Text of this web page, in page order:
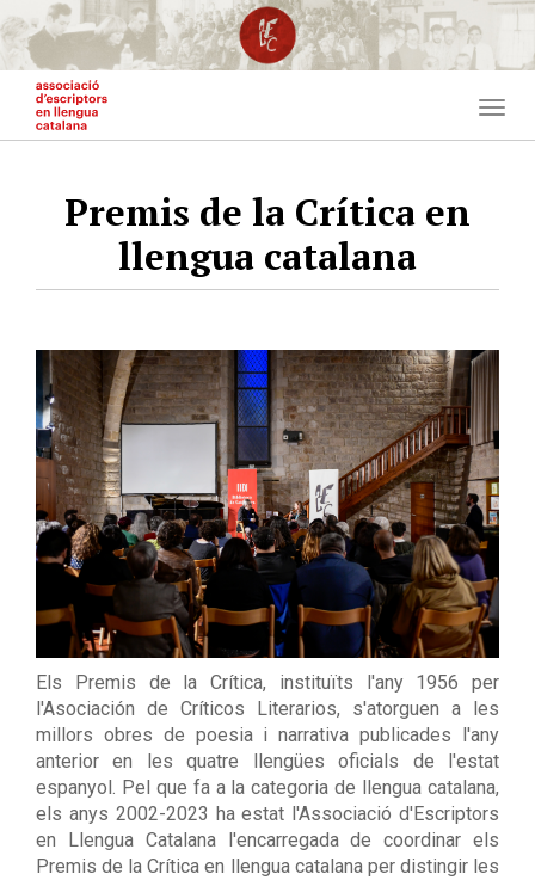
Vés
al
contingut
Premis de la Crítica en
llengua catalana
Els Premis de la Crítica, instituïts l'any 1956 per
l'Asociación de Críticos Literarios, s'atorguen a les
millors obres de poesia i narrativa publicades l'any
anterior en les quatre llengües oficials de l'estat
espanyol. Pel que fa a la categoria de llengua catalana,
els anys 2002-2023 ha estat l'Associació d'Escriptors
en Llengua Catalana l'encarregada de coordinar els
Premis de la Crítica en llengua catalana per distingir les